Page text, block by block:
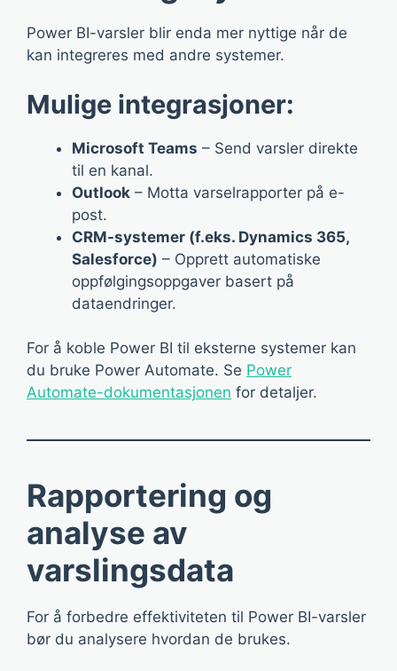
Power BI-varsler blir enda mer nyttige når de
kan integreres med andre systemer.
Mulige integrasjoner:
Microsoft Teams – Send varsler direkte
til en kanal.
Outlook – Motta varselrapporter på e-
post.
CRM-systemer (f.eks. Dynamics 365,
Salesforce) – Opprett automatiske
oppfølgingsoppgaver basert på
dataendringer.
For å koble Power BI til eksterne systemer kan
du bruke Power Automate. Se Power
Automate-dokumentasjonen for detaljer.
Rapportering og
analyse av
varslingsdata
For å forbedre effektiviteten til Power BI-varsler
bør du analysere hvordan de brukes.